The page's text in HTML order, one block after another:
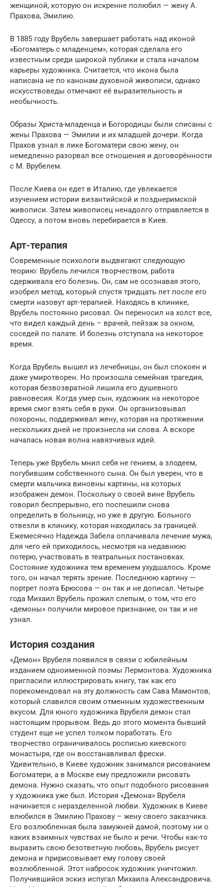
женщиной, которую он искренне полюбил — жену А.
Прахова, Эмилию.
В 1885 году Врубель завершает работать над иконой
«Богоматерь с младенцем», которая сделала его
известным среди широкой публики и стала началом
карьеры художника. Считается, что икона была
написана не по канонам духовной живописи, однако
искусствоведы отмечают её выразительность и
необычность.
Образы Христа-младенца и Богородицы были списаны с
жены Прахова — Эмилии и их младшей дочери. Когда
Прахов узнал в лике Богоматери свою жену, он
немедленно разорвал все отношения и договорённости
с М. Врубелем.
После Киева он едет в Италию, где увлекается
изучением истории византийской и позднеримской
живописи. Затем живописец ненадолго отправляется в
Одессу, а потом вновь перебирается в Киев.
Арт-терапия
Современные психологи выдвигают следующую
теорию: Врубель лечился творчеством, работа
сдерживала его болезнь. Он, сам не осознавая этого,
изобрел метод, который спустя тридцать лет после его
смерти назовут арт-терапией. Находясь в клинике,
Врубель постоянно рисовал. Он переносил на холст все,
что видел каждый день – врачей, пейзаж за окном,
соседей по палате. И болезнь отступала на некоторое
время.
Когда Врубель вышел из лечебницы, он был спокоен и
даже умиротворен. Но произошла семейная трагедия,
которая безвозвратной лишила его душевного
равновесия. Когда умер сын, художник на некоторое
время смог взять себя в руки. Он организовывал
похороны, поддерживал жену, которая на протяжении
нескольких дней не произнесла ни слова. А вскоре
началась новая волна навязчивых идей.
Теперь уже Врубель мнил себя не гением, а злодеем,
погубившим собственного сына. Он был уверен, что в
смерти мальчика виновны картины, на которых
изображен демон. Поскольку о своей вине Врубель
говорил беспрерывно, его поспешили снова
определить в больницу, но уже в другую. Больного
отвезли в клинику, которая находилась за границей.
Ежемесячно Надежда Забела оплачивала лечение мужа,
для чего ей приходилось, несмотря на недавнюю
потерю, участвовать в театральных постановках.
Состояние художника тем временем ухудшалось. Кроме
того, он начал терять зрение. Последнюю картину —
портрет поэта Брюсова — он так и не дописал. Четыре
года Михаил Врубель прожил слепым, о том, что его
«демоны» получили мировое признание, он так и не
узнал.
История создания
«Демон» Врубеля появился в связи с юбилейным
изданием одноименной поэмы Лермонтова. Художника
пригласили иллюстрировать книгу, так как его
порекомендовал на эту должность сам Сава Мамонтов,
который славился своим отменным художественным
вкусом. Для юного художника Врубеля демон стал
настоящим прорывом. Ведь до этого момента бывший
студент еще не успел толком поработать. Его
творчество ограничивалось росписью киевского
монастыря, где он восстанавливал фрески.
Удивительно, в Киеве художник занимался рисованием
Богоматери, а в Москве ему предложили рисовать
демона. Нужно сказать, что опыт подобного рисования
у художника уже был. История «Демона» Врубеля
начинается с неразделенной любви. Художник в Киеве
влюбился в Эмилию Прахову – жену своего заказчика.
Его возлюбленная была замужней дамой, поэтому ни о
каких взаимных чувствах не было и речи. Чтобы как-то
выразить свою безответную любовь, Врубель рисует
демона и пририсовывает ему голову своей
возлюбленной. Этот набросок художник уничтожил.
Получившийся эскиз испугал Михаила Александровича.